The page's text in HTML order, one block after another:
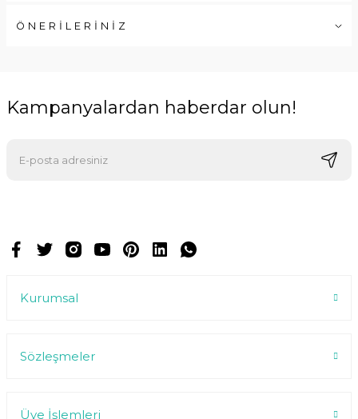
ÖNERİLERİNİZ
Kampanyalardan haberdar olun!
Kurumsal
Sözleşmeler
Üye İşlemleri